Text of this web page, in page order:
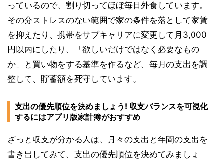
っているので、割り切ってほぼ毎日外食しています。
その分ストレスのない範囲で家の条件を落として家賃
を抑えたり、携帯をサブキャリアに変更して月3,000
円以内にしたり、「欲しいだけではなく必要なもの
か」と買い物をする基準を作るなど、毎月の支出を調
整して、貯蓄額を死守しています。
支出の優先順位を決めましょう! 収支バランスを可視化
するにはアプリ版家計簿がおすすめ
ざっと収支が分かる人は、月々の支出と年間の支出を
書き出してみて、支出の優先順位を決めてみましょ